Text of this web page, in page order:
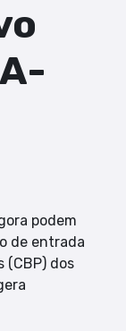
podem
de entrada
(CBP) dos